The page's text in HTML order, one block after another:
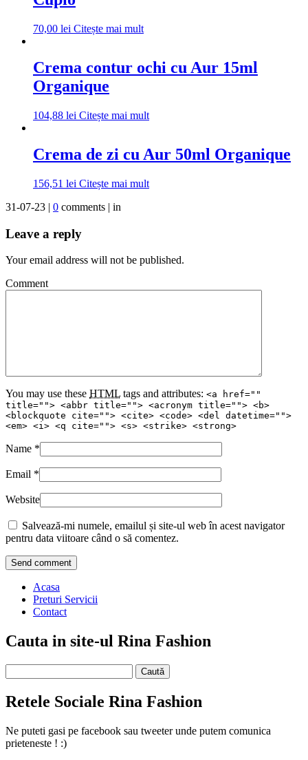
70,00 lei Citește mai mult
Crema contur ochi cu Aur 15ml
Organique
104,88 lei Citește mai mult
Crema de zi cu Aur 50ml Organique
156,51 lei Citește mai mult
31-07-23 | 0 comments | in
Leave a reply
Your email address will not be published.
Comment
You may use these HTML tags and attributes: <a href=""
title=""> <abbr title=""> <acronym title=""> <b>
<blockquote cite=""> <cite> <code> <del datetime="">
<em> <i> <q cite=""> <s> <strike> <strong>
Name *
Email *
Website
Salvează-mi numele, emailul și site-ul web în acest navigator
pentru data viitoare când o să comentez.
Acasa
Preturi Servicii
Contact
Cauta in site-ul Rina Fashion
după:
Retele Sociale Rina Fashion
Ne puteti gasi pe facebook sau tweeter unde putem comunica
prieteneste ! :)